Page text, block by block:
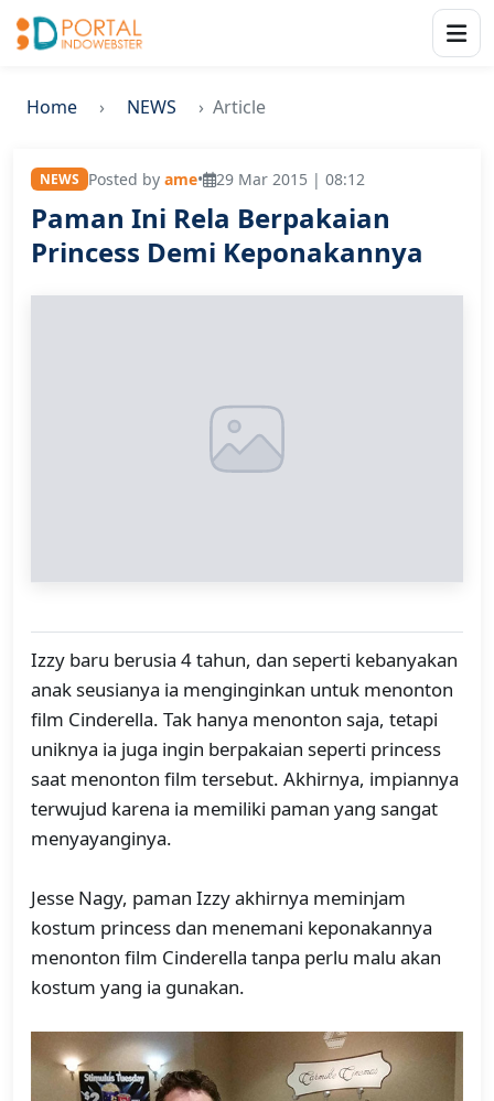
Home NEWS Article
NEWS Posted by ame• 29 Mar 2015 | 08:12
Paman Ini Rela Berpakaian
Princess Demi Keponakannya
Izzy baru berusia 4 tahun, dan seperti kebanyakan
anak seusianya ia menginginkan untuk menonton
film Cinderella. Tak hanya menonton saja, tetapi
uniknya ia juga ingin berpakaian seperti princess
saat menonton film tersebut. Akhirnya, impiannya
terwujud karena ia memiliki paman yang sangat
menyayanginya.
Jesse Nagy, paman Izzy akhirnya meminjam
kostum princess dan menemani keponakannya
menonton film Cinderella tanpa perlu malu akan
kostum yang ia gunakan.